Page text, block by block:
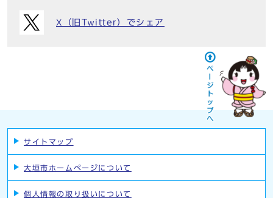
X（旧Twitter）でシェア
サイトマップ
大垣市ホームページについて
個人情報の取り扱いについて